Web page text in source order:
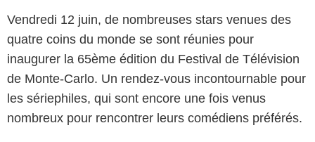
Vendredi 12 juin, de nombreuses stars venues des
quatre coins du monde se sont réunies pour
inaugurer la 65ème édition du Festival de Télévision
de Monte-Carlo. Un rendez-vous incontournable pour
les sériephiles, qui sont encore une fois venus
nombreux pour rencontrer leurs comédiens préférés.